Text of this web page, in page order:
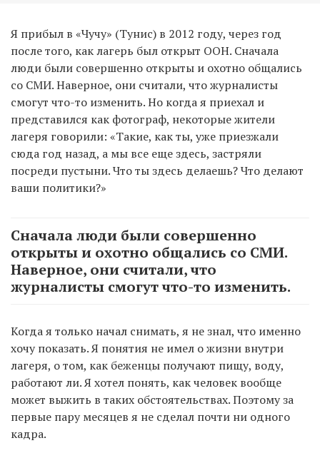
Я прибыл в «Чучу» (Тунис) в 2012 году, через год
после того, как лагерь был открыт ООН. Сначала
люди были совершенно открыты и охотно общались
со СМИ. Наверное, они считали, что журналисты
смогут что-то изменить. Но когда я приехал и
представился как фотограф, некоторые жители
лагеря говорили: «Такие, как ты, уже приезжали
сюда год назад, а мы все еще здесь, застряли
посреди пустыни. Что ты здесь делаешь? Что делают
ваши политики?»
Сначала люди были совершенно
открыты и охотно общались со СМИ.
Наверное, они считали, что
журналисты смогут что-то изменить.
Когда я только начал снимать, я не знал, что именно
хочу показать. Я понятия не имел о жизни внутри
лагеря, о том, как беженцы получают пищу, воду,
работают ли. Я хотел понять, как человек вообще
может выжить в таких обстоятельствах. Поэтому за
первые пару месяцев я не сделал почти ни одного
кадра.